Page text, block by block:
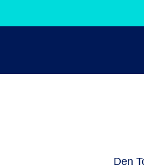
Den